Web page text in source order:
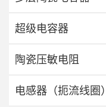
超级电容器
陶瓷压敏电阻
电感器（扼流线圈）